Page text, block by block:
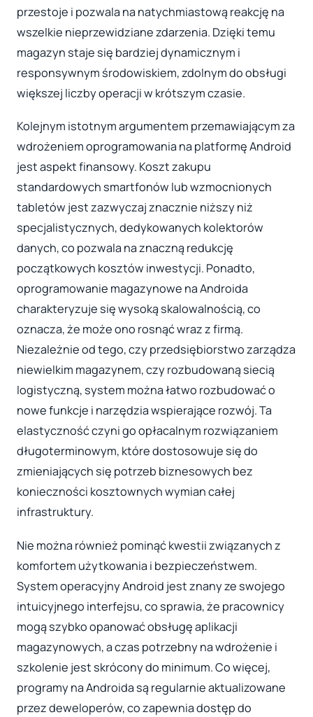
przestoje i pozwala na natychmiastową reakcję na
wszelkie nieprzewidziane zdarzenia. Dzięki temu
magazyn staje się bardziej dynamicznym i
responsywnym środowiskiem, zdolnym do obsługi
większej liczby operacji w krótszym czasie.
Kolejnym istotnym argumentem przemawiającym za
wdrożeniem oprogramowania na platformę Android
jest aspekt finansowy. Koszt zakupu
standardowych smartfonów lub wzmocnionych
tabletów jest zazwyczaj znacznie niższy niż
specjalistycznych, dedykowanych kolektorów
danych, co pozwala na znaczną redukcję
początkowych kosztów inwestycji. Ponadto,
oprogramowanie magazynowe na Androida
charakteryzuje się wysoką skalowalnością, co
oznacza, że może ono rosnąć wraz z firmą.
Niezależnie od tego, czy przedsiębiorstwo zarządza
niewielkim magazynem, czy rozbudowaną siecią
logistyczną, system można łatwo rozbudować o
nowe funkcje i narzędzia wspierające rozwój. Ta
elastyczność czyni go opłacalnym rozwiązaniem
długoterminowym, które dostosowuje się do
zmieniających się potrzeb biznesowych bez
konieczności kosztownych wymian całej
infrastruktury.
Nie można również pominąć kwestii związanych z
komfortem użytkowania i bezpieczeństwem.
System operacyjny Android jest znany ze swojego
intuicyjnego interfejsu, co sprawia, że pracownicy
mogą szybko opanować obsługę aplikacji
magazynowych, a czas potrzebny na wdrożenie i
szkolenie jest skrócony do minimum. Co więcej,
programy na Androida są regularnie aktualizowane
przez deweloperów, co zapewnia dostęp do